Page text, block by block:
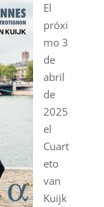
El
próxi
mo 3
de
abril
de
2025
el
Cuart
eto
van
Kuijk